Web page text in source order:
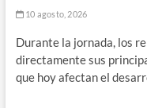
10 agosto, 2026
Durante la jornada, los
directamente sus
que hoy afectan el